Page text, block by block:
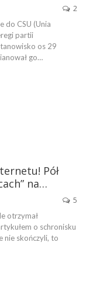
2
do CSU (Unia
partii
os 29
go…
Pół
na…
5
otrzymał
o schronisku
nie skończyli, to